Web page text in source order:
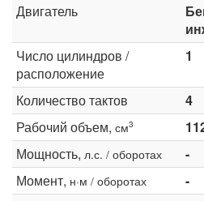
Двигатель
Число цилиндров /
расположение
1
Количество тактов
4
Рабочий объем, см3
Мощность, л.с. / оборотах
-
Момент, н·м / оборотах
-